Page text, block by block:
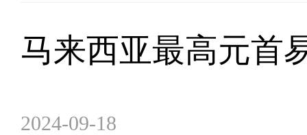
马来西亚最高元首
2024-09-18